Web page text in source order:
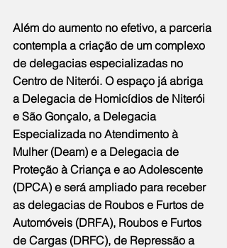
Além do aumento no efetivo, a parceria
contempla a criação de um complexo
de delegacias especializadas no
Centro de Niterói. O espaço já abriga
a Delegacia de Homicídios de Niterói
e São Gonçalo, a Delegacia
Especializada no Atendimento à
Mulher (Deam) e a Delegacia de
Proteção à Criança e ao Adolescente
(DPCA) e será ampliado para receber
as delegacias de Roubos e Furtos de
Automóveis (DRFA), Roubos e Furtos
de Cargas (DRFC), de Repressão a